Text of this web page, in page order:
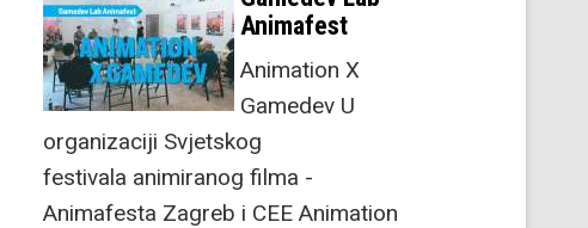
Animafest
Animation X
Gamedev U
organizaciji Svjetskog
festivala animiranog filma -
Animafesta Zagreb i CEE Animation